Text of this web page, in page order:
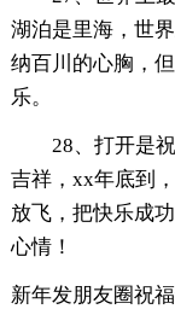
湖泊是里海，世
纳百川的心胸，
乐。
28、打开是
吉祥，xx年底到
放飞，把快乐成
心情！
新年发朋友圈祝